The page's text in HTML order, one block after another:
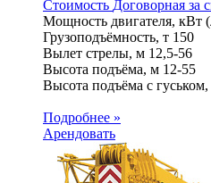
Стоимость Договорная за
Мощность двигателя, кВт
Грузоподъёмность, т 150
Вылет стрелы, м 12,5-56
Высота подъёма, м 12-55
Высота подъёма с
Подробнее »
Арендовать